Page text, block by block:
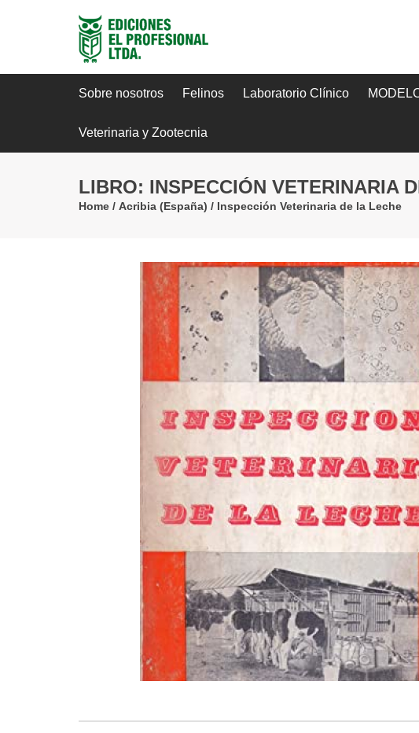
Sobre nosotros Felinos Laboratorio Clínico
Veterinaria y Zootecnia
LIBRO: INSPECCIÓN VETERINARIA
Home/ Acribia (España) / Inspección Veterinaria de la Leche